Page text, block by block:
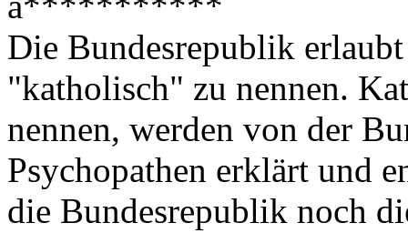
Die Bundesrepublik
"katholisch" zu nennen.
nennen, werden von der
Psychopathen erklärt und
die Bundesrepublik noch